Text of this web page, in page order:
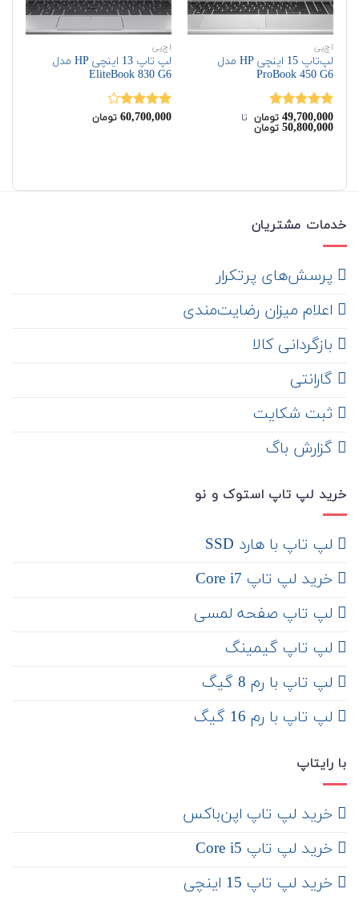
اچ‌پی
لپ‌تاپ 15 اینچی HP مدل
ProBook 450 G6
نمره5.00
از 5
49,700,000 تومان‌ تا ‌
50,800,000 تومان
اچ‌پی
لپ تاپ 13 اینچی HP مدل
EliteBook 830 G6
نمره
60,700,000 تومان
خدمات مشتریان
‌ پرسش‌های پرتکرار
اعلام میزان رضایت‌مندی
‌ بازگردانی کالا
گارانتی
ثبت شکایت
‌ گزارش باگ
خرید لپ تاپ استوک و نو
لپ تاپ با هارد SSD
خرید لپ تاپ Core i7
لپ تاپ صفحه لمسی
لپ تاپ گیمینگ
لپ تاپ با رم 8 گیگ
لپ تاپ با رم 16 گیگ
با رایتاپ
‌ خرید لپ تاپ اپن‌باکس
خرید لپ تاپ Core i5
‌‌ خرید لپ تاپ 15 اینچی